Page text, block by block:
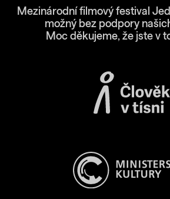
Mezinárodní filmový festival
možný bez podpory
Moc děkujeme, že jste v